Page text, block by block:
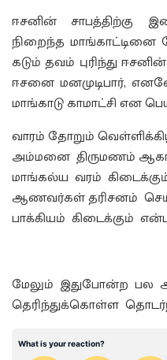
ஈசனின் சாபத்திற்கு
நிறைந்த மாங்காட்டினை
கடும் தவம் புரிந்து
ஈசனை மனமுடிபார்,
மாங்காடு காமாட்சி என
வாரம் தோறும்
அம்மனை திருமணம்
மாங்கல்ய வரம்
ஆணவர்கள் தரிசனம்
பாக்கியம் கிடைக்கும்
மேலும் இதுபோன்ற பல
தெரிந்துக்கொள்ள